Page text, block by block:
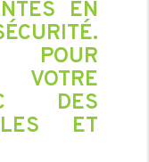
EN
POUR
DES
ET